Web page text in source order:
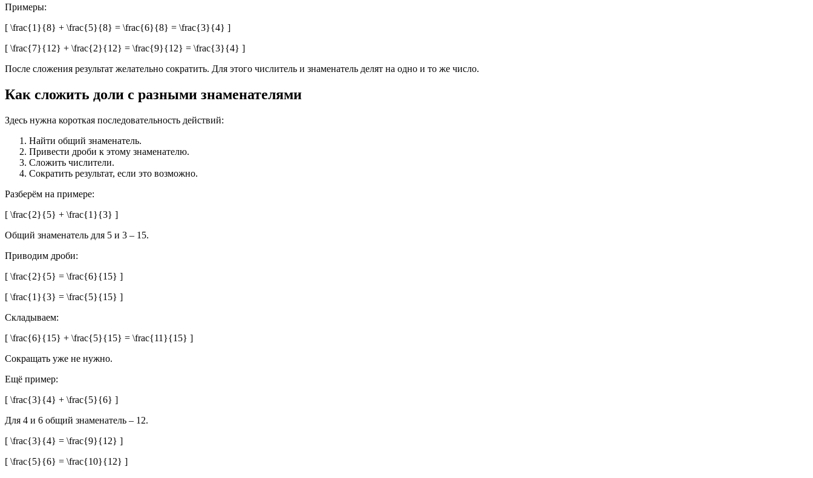
Примеры:
[ \frac{1}{8} + \frac{5}{8} = \frac{6}{8} = \frac{3}{4} ]
[ \frac{7}{12} + \frac{2}{12} = \frac{9}{12} = \frac{3}{4} ]
После сложения результат желательно сократить. Для этого числитель и знаменатель делят на одно и то же число.
Как сложить доли с разными знаменателями
Здесь нужна короткая последовательность действий:
Найти общий знаменатель.
Привести дроби к этому знаменателю.
Сложить числители.
Сократить результат, если это возможно.
Разберём на примере:
[ \frac{2}{5} + \frac{1}{3} ]
Общий знаменатель для 5 и 3 – 15.
Приводим дроби:
[ \frac{2}{5} = \frac{6}{15} ]
[ \frac{1}{3} = \frac{5}{15} ]
Складываем:
[ \frac{6}{15} + \frac{5}{15} = \frac{11}{15} ]
Сокращать уже не нужно.
Ещё пример:
[ \frac{3}{4} + \frac{5}{6} ]
Для 4 и 6 общий знаменатель – 12.
[ \frac{3}{4} = \frac{9}{12} ]
[ \frac{5}{6} = \frac{10}{12} ]